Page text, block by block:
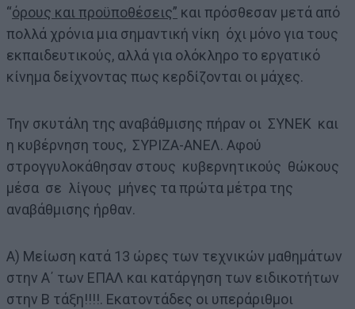
“όρους και προϋποθέσεις” και πρόσθεσαν μετά από
πολλά χρόνια μια σημαντική νίκη όχι μόνο για τους
εκπαιδευτικούς, αλλά για ολόκληρο το εργατικό
κίνημα δείχνοντας πως κερδίζονται οι μάχες.
Την σκυτάλη της αναβάθμισης πήραν οι ΣΥΝΕΚ και
η κυβέρνηση τους, ΣΥΡΙΖΑ-ΑΝΕΛ. Αφού
στρογγυλοκάθησαν στους κυβερνητικούς θώκους
μέσα σε λίγους μήνες τα πρώτα μέτρα της
αναβάθμισης ήρθαν.
Α) Μείωση κατά 13 ώρες των τεχνικών μαθημάτων
στην Α΄ των ΕΠΑΛ και κατάργηση των ειδικοτήτων
στην Β τάξη!!!!. Εκατοντάδες οι υπεράριθμοι